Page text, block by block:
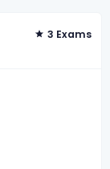
3 Exams